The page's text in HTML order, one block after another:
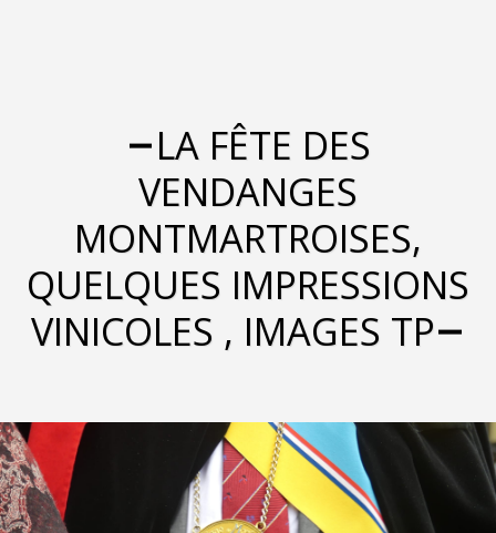
LA FÊTE DES
VENDANGES
MONTMARTROISES,
QUELQUES IMPRESSIONS
VINICOLES , IMAGES TP